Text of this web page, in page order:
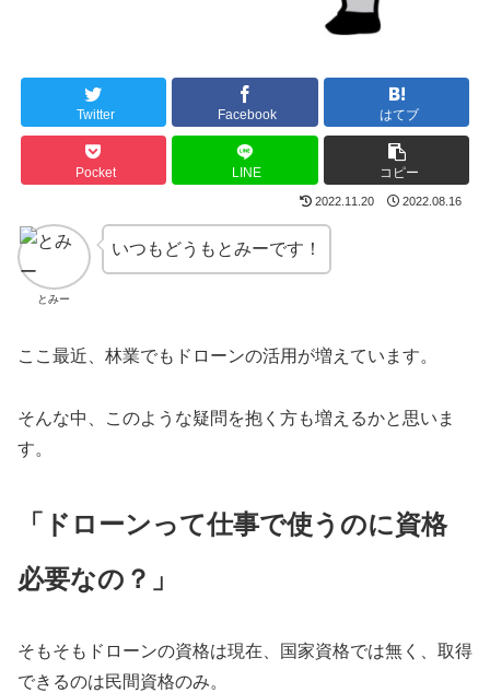
Twitter Facebook はてブ
Pocket LINE コピー
2022.11.20 2022.08.16
とみー
いつもどうもとみーです！
ここ最近、林業でもドローンの活用が増えています。
そんな中、このような疑問を抱く方も増えるかと思いま
す。
「ドローンって仕事で使うのに資格
必要なの？」
そもそもドローンの資格は現在、国家資格では無く、取得
できるのは民間資格のみ。